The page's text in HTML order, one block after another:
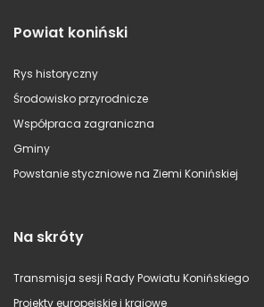
Powiat koniński
Rys historyczny
Środowisko przyrodnicze
Współpraca zagraniczna
Gminy
Powstanie styczniowe na Ziemi Konińskiej
Na skróty
Transmisja sesji Rady Powiatu Konińskiego
Projekty europejskie i krajowe